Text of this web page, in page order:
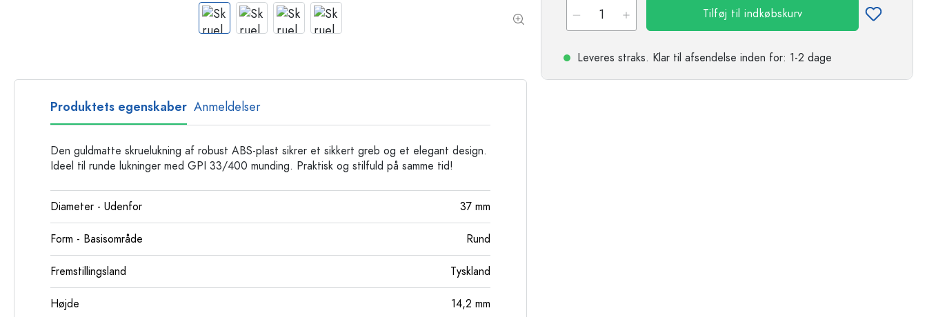
Glasflasker
Plastflasker
Tilføj til indkøbskurv
Leveres straks. Klar til afsendelse inden for: 1-2 dage
Produktets egenskaber Anmeldelser
Den guldmatte skruelukning af robust ABS-plast sikrer et sikkert greb og et elegant design.
Ideel til runde lukninger med GPI 33/400 munding. Praktisk og stilfuld på samme tid!
Diameter - Udenfor 37 mm
Form - Basisområde Rund
Fremstillingsland Tyskland
Højde 14,2 mm